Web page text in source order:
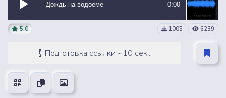
Дождь на водоеме 0:00
5.0 1005 6239
Подготовка ссылки ~10 сек...